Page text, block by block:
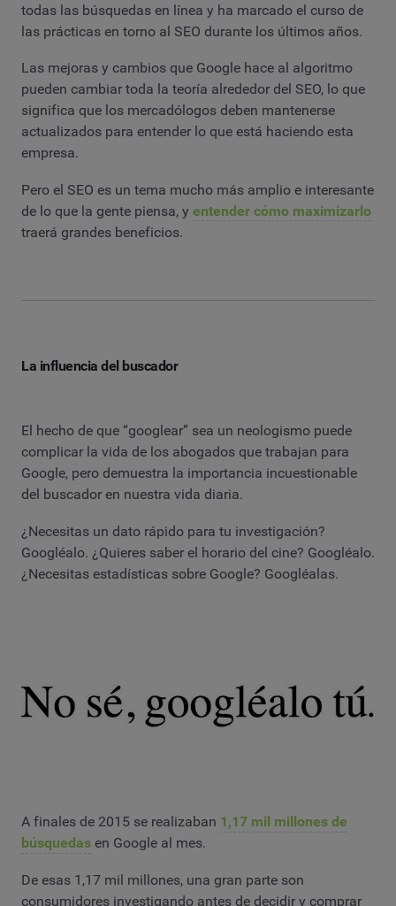
todas las búsquedas en línea y ha marcado el curso de
las prácticas en torno al SEO durante los últimos años.
Las mejoras y cambios que Google hace al algoritmo
pueden cambiar toda la teoría alrededor del SEO, lo que
significa que los mercadólogos deben mantenerse
actualizados para entender lo que está haciendo esta
empresa.
Pero el SEO es un tema mucho más amplio e interesante
de lo que la gente piensa, y entender cómo maximizarlo
traerá grandes beneficios.
La influencia del buscador
El hecho de que “googlear” sea un neologismo puede
complicar la vida de los abogados que trabajan para
Google, pero demuestra la importancia incuestionable
del buscador en nuestra vida diaria.
¿Necesitas un dato rápido para tu investigación?
Googléalo. ¿Quieres saber el horario del cine? Googléalo.
¿Necesitas estadísticas sobre Google? Googléalas.
A finales de 2015 se realizaban 1,17 mil millones de
búsquedas en Google al mes.
De esas 1,17 mil millones, una gran parte son
consumidores investigando antes de decidir y comprar